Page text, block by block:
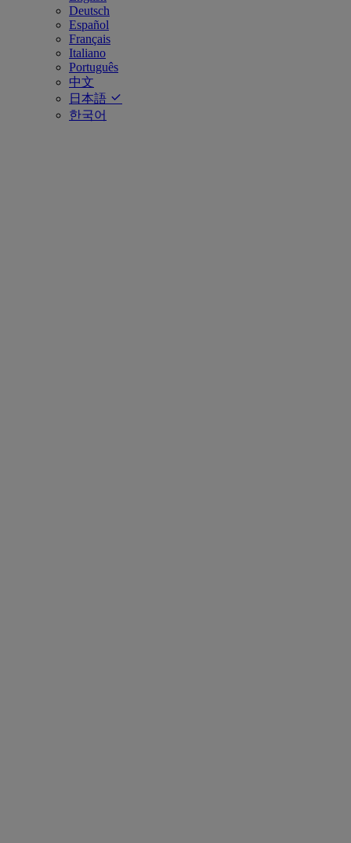
Deutsch
Español
Français
Italiano
Português
中文
日本語
한국어